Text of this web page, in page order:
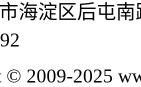
海淀区后屯
© 2009-2025